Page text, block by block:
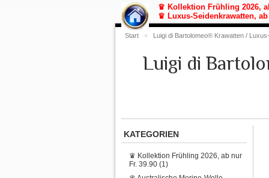
♛ Kollektion Frühling 2026,
♛ Luxus-Seidenkrawatten, ab
Start » Luigi di Bartolomeo® Krawatten /
Luigi di
KATEGORIEN
♛ Kollektion Frühling 2026, ab nur
Fr. 39.90 (1)